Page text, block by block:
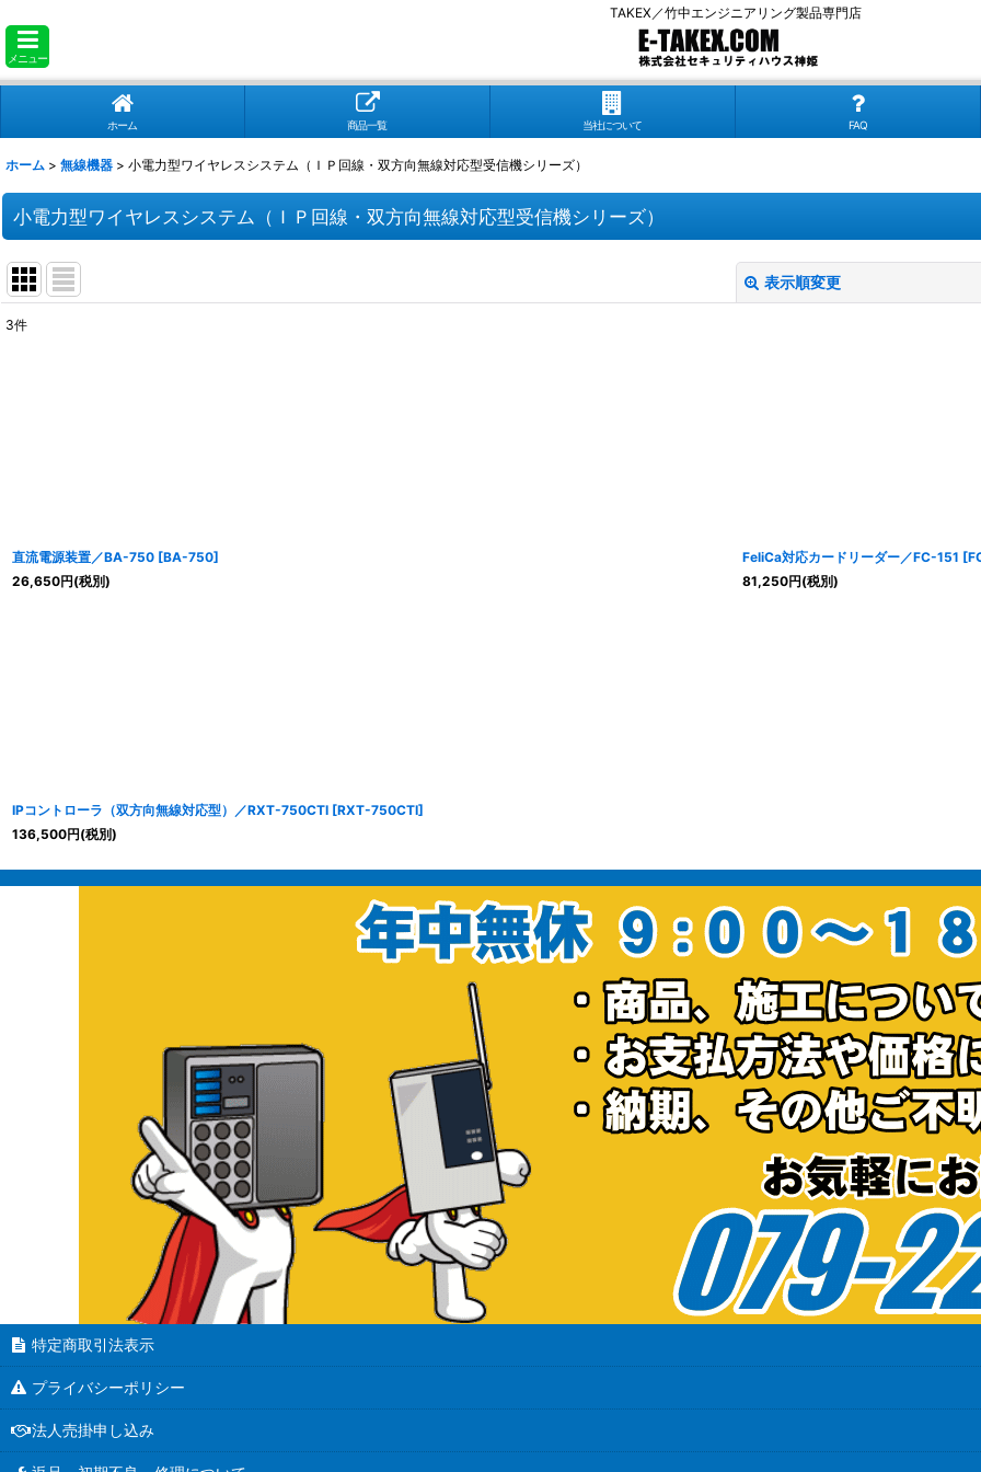
TAKEX／竹中エンジニアリング製品専門店
メニュー
ホーム 商品一覧 当社について FAQ
ホーム > 無線機器 > 小電力型ワイヤレスシステム（ＩＰ回線・双方向無線対応型受信機シリーズ）
小電力型ワイヤレスシステム（ＩＰ回線・双方向無線対応型受信機シリーズ）
表示順変更
3件
直流電源装置／BA-750 [BA-750]
26,650円(税別)
FeliCa対応カードリーダー／FC-151 [
81,250円(税別)
IPコントローラ（双方向無線対応型）／RXT-750CTI [RXT-750CTI]
136,500円(税別)
特定商取引法表示
プライバシーポリシー
法人売掛申し込み